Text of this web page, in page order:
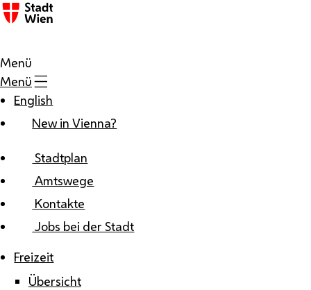
Zum Inhalt
Menü
Menü
English
New in Vienna?
Stadtplan
Amtswege
Kontakte
Jobs bei der Stadt
Freizeit
Übersicht